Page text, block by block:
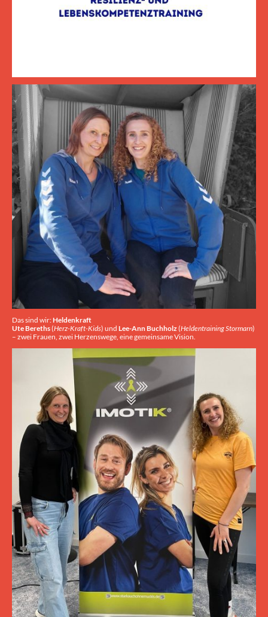
Das sind wir:Heldenkraft
Ute Bereths(Herz-Kraft-Kids) und Lee-Ann Buchholz(Heldentraining Stormarn)
– zwei Frauen, zwei Herzenswege, eine gemeinsame Vision.